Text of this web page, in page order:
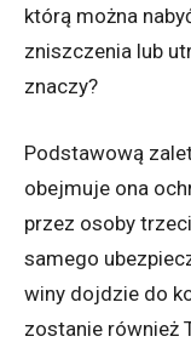
którą można
zniszczenia lub
znaczy?
Podstawową
obejmuje ona
przez osoby
samego
winy dojdzie do
zostanie również